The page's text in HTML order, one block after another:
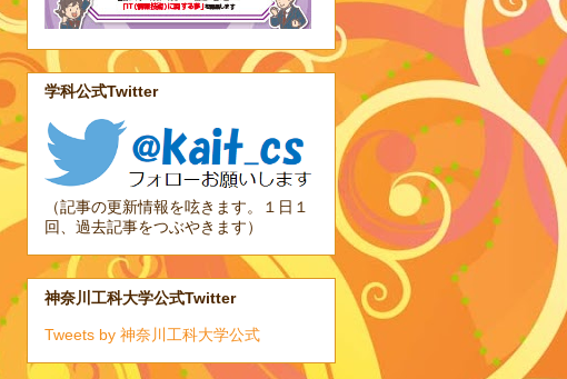
学科公式Twitter
（記事の更新情報を呟きます。１日１
回、過去記事をつぶやきます）
神奈川工科大学公式Twitter
Tweets by 神奈川工科大学公式